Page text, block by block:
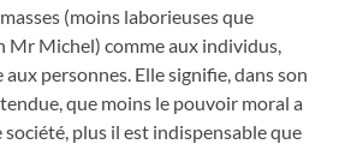
(moins laborieuses que
Mr Michel) comme aux individus,
aux personnes. Elle signifie, dans son
que moins le pouvoir moral a
société, plus il est indispensable que